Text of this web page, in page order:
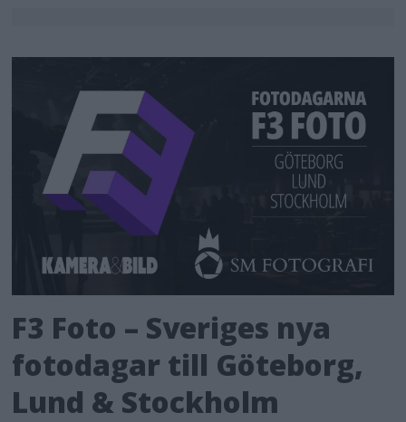
F3 Foto – Sveriges nya
fotodagar till Göteborg,
Lund & Stockholm